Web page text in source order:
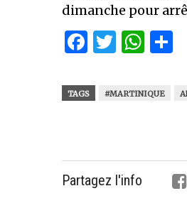
dimanche pour
Facebook
Twitter
TAGS #MARTINIQUE
Partagez l'info